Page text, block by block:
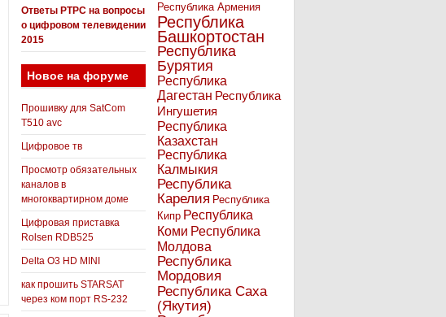
Ответы РТРС на вопросы
о цифровом телевидении
2015
Новое на форуме
Прошивку для SatCom
T510 avc
Цифровое тв
Просмотр обязательных
каналов в
многоквартирном доме
Цифровая приставка
Rolsen RDB525
Delta O3 HD MINI
как прошить STARSAT
через ком порт RS-232
Республика Армения
Республика
Башкортостан
Республика
Бурятия
Республика
Дагестан Республика
Ингушетия
Республика
Казахстан
Республика
Калмыкия
Республика
Карелия Республика
Кипр Республика
Коми Республика
Молдова
Республика
Мордовия
Республика Саха
(Якутия)